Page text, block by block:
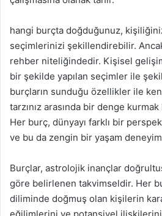
hangi burçta doğduğunuz,
seçimlerinizi şekillendirebilir.
rehber niteliğindedir. Kişisel
bir şekilde yapılan seçimler ile
burçların sunduğu özellikler ile
tarzınız arasında bir denge
Her burç, dünyayı farklı bir
ve bu da zengin bir yaşam
Burçlar, astrolojik inançlar
göre belirlenen takvimseldir. Her
diliminde doğmuş olan kişilerin